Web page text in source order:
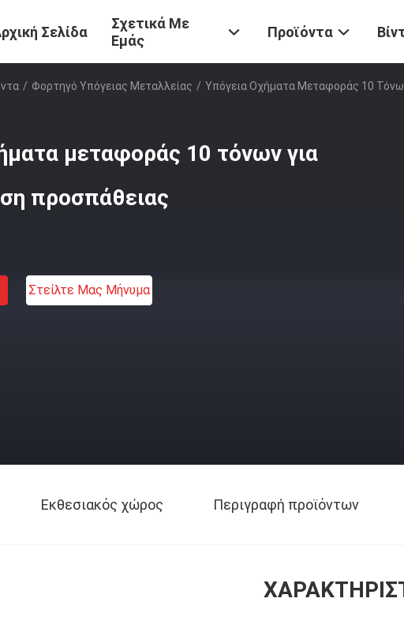
Σελίδα
Σχετικά Με
Εμάς
Προϊόντα
/ Φορτηγό Υπόγειας Μεταλλείας / Υπόγεια Οχήματα Μεταφοράς 10
μεταφοράς 10 τόνων για
προσπάθειας
Στείλτε Μας Μήνυμα
Εκθεσιακός χώρος Περιγραφή προϊόντων